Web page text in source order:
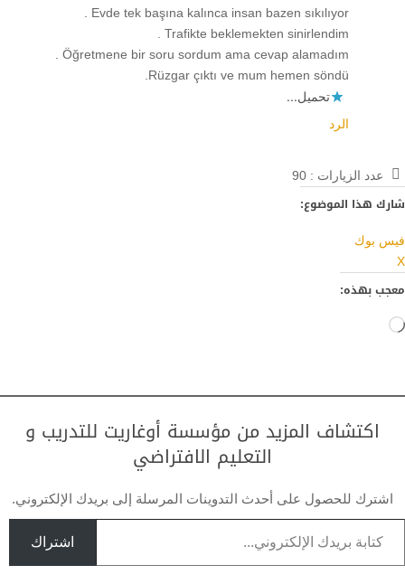
Evde tek başına kalınca insan bazen sıkılıyor .
Trafikte beklemekten sinirlendim .
Öğretmene bir soru sordum ama cevap alamadım .
Rüzgar çıktı ve mum hemen söndü.
تحميل...
الرد
عدد الزيارات : 90
شارك هذا الموضوع:
فيس بوك
X
معجب بهذه:
جاري
اكتشاف المزيد من مؤسسة أوغاريت للتدريب و
التعليم الافتراضي
اشترك للحصول على أحدث التدوينات المرسلة إلى بريدك الإلكتروني.
كتابة بريدك الإلكتروني...
اشتراك